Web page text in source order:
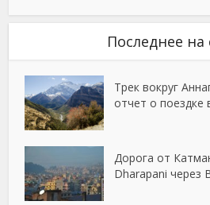
Последнее на
Трек вокруг
отчет о поездке
Дорога от
Dharapani через